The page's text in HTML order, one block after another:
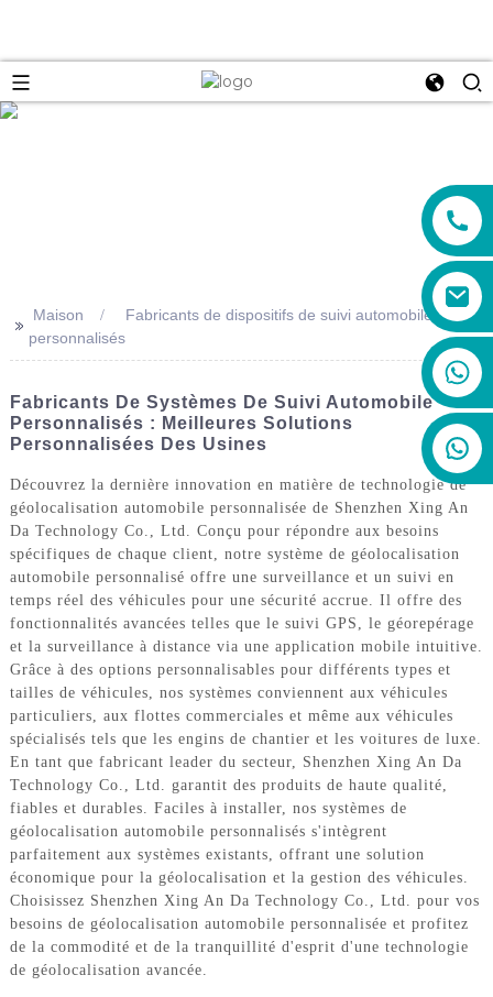
+86 19888492894
>> Maison
Fabricants de dispositifs de suivi automobile
personnalisés
Fabricants De Systèmes De Suivi Automobile
Personnalisés : Meilleures Solutions
Personnalisées Des Usines
Découvrez la dernière innovation en matière de technologie de
géolocalisation automobile personnalisée de Shenzhen Xing An
Da Technology Co., Ltd. Conçu pour répondre aux besoins
spécifiques de chaque client, notre système de géolocalisation
automobile personnalisé offre une surveillance et un suivi en
temps réel des véhicules pour une sécurité accrue. Il offre des
fonctionnalités avancées telles que le suivi GPS, le géorepérage
et la surveillance à distance via une application mobile intuitive.
Grâce à des options personnalisables pour différents types et
tailles de véhicules, nos systèmes conviennent aux véhicules
particuliers, aux flottes commerciales et même aux véhicules
spécialisés tels que les engins de chantier et les voitures de luxe.
En tant que fabricant leader du secteur, Shenzhen Xing An Da
Technology Co., Ltd. garantit des produits de haute qualité,
fiables et durables. Faciles à installer, nos systèmes de
géolocalisation automobile personnalisés s'intègrent
parfaitement aux systèmes existants, offrant une solution
économique pour la géolocalisation et la gestion des véhicules.
Choisissez Shenzhen Xing An Da Technology Co., Ltd. pour vos
besoins de géolocalisation automobile personnalisée et profitez
de la commodité et de la tranquillité d'esprit d'une technologie
de géolocalisation avancée.